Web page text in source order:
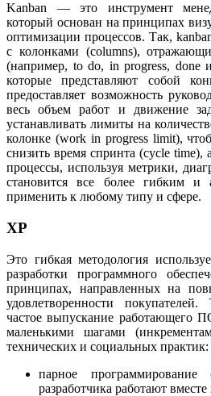
Kanban — это инструмент
который основан на принципах
оптимизации процессов. Так,
с колонками (columns),
(например, to do, in progress, done
которые представляют собой
предоставляет возможность
весь объем работ и движение
устанавливать лимиты на
колонке (work in progress limit),
снизить время спринта (cycle time),
процессы, используя метрики,
становится все более гибким
применить к любому типу и сфере.
XP
Это гибкая методология
разработки программного
принципах, направленных на
удовлетворенности
частое выпускание работающего
маленькими шагами
технических и социальных практик:
парное
разработчика работают